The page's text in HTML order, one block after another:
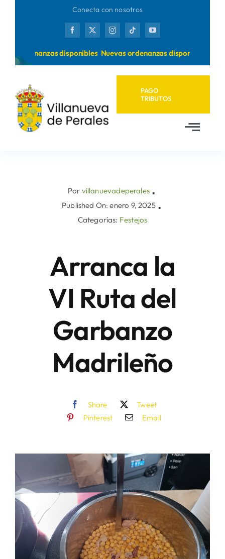
Conecta con nosotros
ordenanzas disponibles Nuevas ordenanzas disponibles
PAGO
TRIBUTOS
Ayuntamiento
Sede Electrónica
Por villanuevadeperales ▪
Published On: enero 9, 2025 ▪
Categorías: Festejos
Arranca la
VI Ruta del
Garbanzo
Madrileño
Share
Tweet
Pinterest
Email